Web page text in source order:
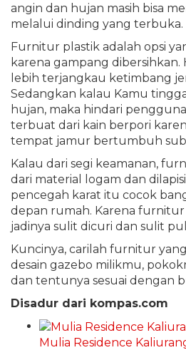
angin dan hujan masih bisa
melalui dinding yang terbuka.
Furnitur plastik adalah opsi
karena gampang
lebih terjangkau ketimbang
Sedangkan kalau Kamu
hujan, maka hindari
terbuat dari kain berpori
tempat jamur bertumbuh
Kalau dari segi keamanan,
dari material logam dan
pencegah karat itu cocok
depan rumah. Karena
jadinya sulit dicuri dan sulit
Kuncinya, carilah furnitur
desain gazebo milikmu,
dan tentunya sesuai dengan
Disadur dari kompas.com
Mulia Residence